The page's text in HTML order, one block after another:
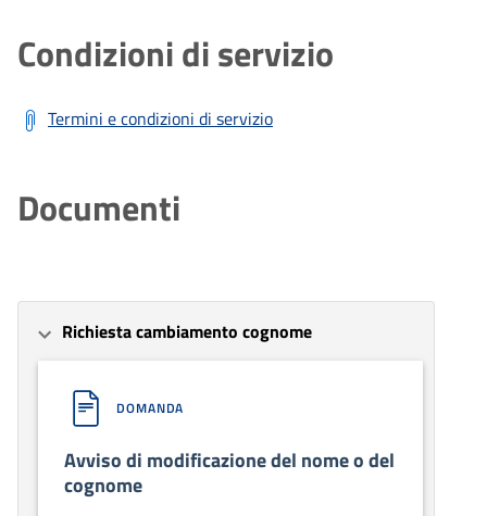
Condizioni di servizio
Termini e condizioni di servizio
Documenti
Richiesta cambiamento cognome
DOMANDA
Avviso di modificazione del nome o del
cognome